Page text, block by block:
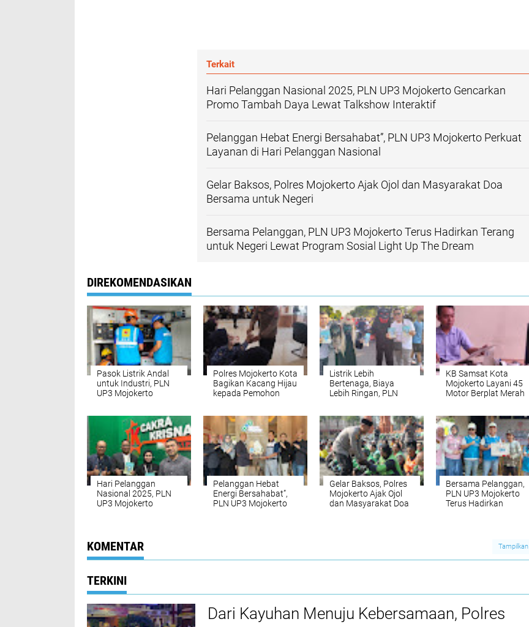
Terkait
Hari Pelanggan Nasional 2025, PLN UP3 Mojokerto Gencarkan
Promo Tambah Daya Lewat Talkshow Interaktif
Pelanggan Hebat Energi Bersahabat”, PLN UP3 Mojokerto Perkuat
Layanan di Hari Pelanggan Nasional
Gelar Baksos, Polres Mojokerto Ajak Ojol dan Masyarakat Doa
Bersama untuk Negeri
Bersama Pelanggan, PLN UP3 Mojokerto Terus Hadirkan Terang
untuk Negeri Lewat Program Sosial Light Up The Dream
DIREKOMENDASIKAN
Pasok Listrik Andal
untuk Industri, PLN
UP3 Mojokerto
Pelanggan Tegangan
Menengah
Polres Mojokerto Kota
Bagikan Kacang Hijau
kepada Pemohon
Listrik Lebih
Bertenaga, Biaya
Lebih Ringan, PLN
Jombang
KB Samsat Kota
Mojokerto Layani 45
Motor Berplat Merah
Hari Pelanggan
Nasional 2025, PLN
UP3 Mojokerto
Pelanggan Hebat
Energi Bersahabat”,
PLN UP3 Mojokerto
Gelar Baksos, Polres
Mojokerto Ajak Ojol
dan Masyarakat Doa
Bersama Pelanggan,
PLN UP3 Mojokerto
Terus Hadirkan
KOMENTAR Tampilkan
TERKINI
Dari Kayuhan Menuju Kebersamaan, Polres